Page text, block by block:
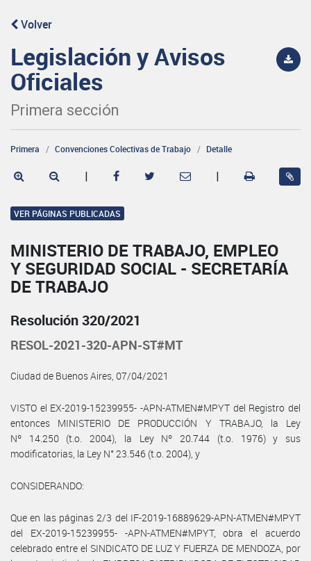
Volver
Legislación y Avisos
Oficiales
Primera sección
Primera Convenciones Colectivas de Trabajo Detalle
| |
VER PÁGINAS PUBLICADAS
MINISTERIO DE TRABAJO, EMPLEO
Y SEGURIDAD SOCIAL - SECRETARÍA
DE TRABAJO
Resolución 320/2021
RESOL-2021-320-APN-ST#MT
Ciudad de Buenos Aires, 07/04/2021
VISTO el EX-2019-15239955- -APN-ATMEN#MPYT del Registro del
entonces MINISTERIO DE PRODUCCIÓN Y TRABAJO, la Ley
Nº 14.250 (t.o. 2004), la Ley Nº 20.744 (t.o. 1976) y sus
modificatorias, la Ley N° 23.546 (t.o. 2004), y
CONSIDERANDO:
Que en las páginas 2/3 del IF-2019-16889629-APN-ATMEN#MPYT
del EX-2019-15239955- -APN-ATMEN#MPYT, obra el acuerdo
celebrado entre el SINDICATO DE LUZ Y FUERZA DE MENDOZA, por